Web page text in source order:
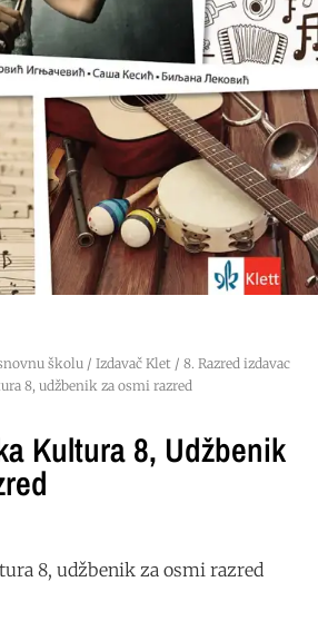
školu / Izdavač Klet / 8. Razred izdavac
8, udžbenik za osmi razred
Kultura 8, Udžbenik
8, udžbenik za osmi razred